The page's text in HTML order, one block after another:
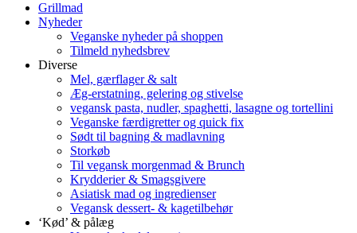
Grillmad
Nyheder
Veganske nyheder på shoppen
Tilmeld nyhedsbrev
Diverse
Mel, gærflager & salt
Æg-erstatning, gelering og stivelse
vegansk pasta, nudler, spaghetti, lasagne og tortellini
Veganske færdigretter og quick fix
Sødt til bagning & madlavning
Storkøb
Til vegansk morgenmad & Brunch
Krydderier & Smagsgivere
Asiatisk mad og ingredienser
Vegansk dessert- & kagetilbehør
‘Kød’ & pålæg